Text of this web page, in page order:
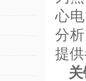
心
分
提